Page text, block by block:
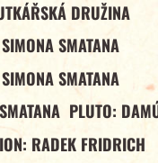
DRUŽINA
SMATANA
SMATANA
PLUTO:
RADEK FRIDRICH